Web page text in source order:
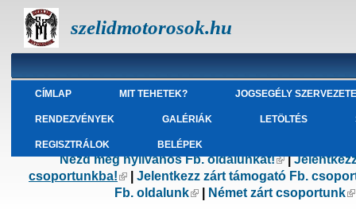
szelidmotorosok.hu
CÍMLAP MIT TEHETEK? JOGSEGÉLY
RENDEZVÉNYEK GALÉRIÁK LETÖLTÉS
REGISZTRÁLOK BELÉPEK
Nézd meg nyilvános Fb. oldalunkat!(külső
|
csoportunkba!(külső hivatkozás)
Jelentkezz zárt támogató Fb.
Fb. oldalunk(külső hivatkozás)
Német zárt csoportunk